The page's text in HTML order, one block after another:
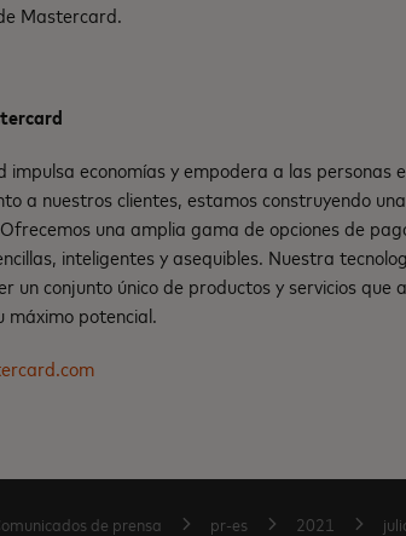
Mastercard.
impulsa economías y empodera a las
a nuestros clientes, estamos construyendo
una amplia gama de opciones de
inteligentes y asequibles. Nuestra
un conjunto único de productos y servicios que
máximo potencial.
de prensa pr-es 2021